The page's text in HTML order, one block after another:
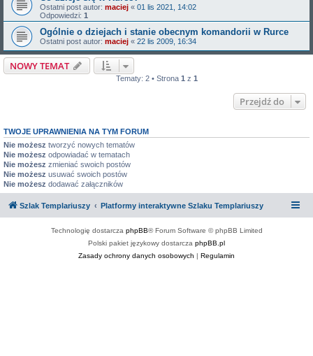
Ostatni post autor: maciej « 01 lis 2021, 14:02
Odpowiedzi: 1
Ogólnie o dziejach i stanie obecnym komandorii w Rurce
Ostatni post autor: maciej « 22 lis 2009, 16:34
NOWY TEMAT
Tematy: 2 • Strona 1 z 1
Przejdź do
TWOJE UPRAWNIENIA NA TYM FORUM
Nie możesz tworzyć nowych tematów
Nie możesz odpowiadać w tematach
Nie możesz zmieniać swoich postów
Nie możesz usuwać swoich postów
Nie możesz dodawać załączników
Szlak Templariuszy Platformy interaktywne Szlaku Templariuszy
Technologię dostarcza phpBB® Forum Software © phpBB Limited
Polski pakiet językowy dostarcza phpBB.pl
Zasady ochrony danych osobowych | Regulamin